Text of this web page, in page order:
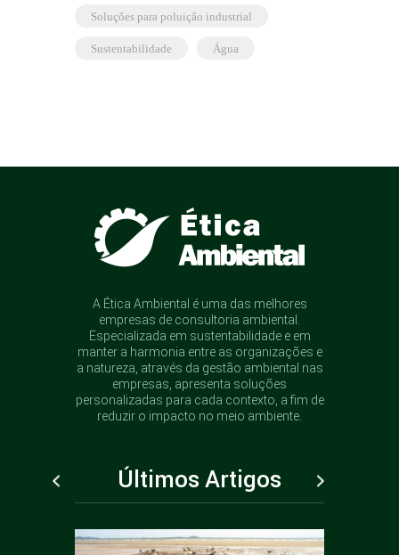
soluções para poluição industrial
sustentabilidade água
A Ética Ambiental é uma das melhores
empresas de consultoria ambiental.
Especializada em sustentabilidade e em
manter a harmonia entre as organizações e
a natureza, através da gestão ambiental nas
empresas, apresenta soluções
personalizadas para cada contexto, a fim de
reduzir o impacto no meio ambiente.
Últimos Artigos